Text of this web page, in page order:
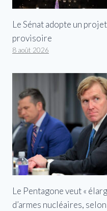
Le Sénat adopte un
provisoire
8 août 2026
Le Pentagone veut «
d’armes nucléaires,